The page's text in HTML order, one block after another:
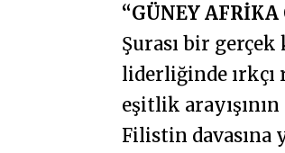
“GÜNEY AFRİKA
Şurası bir
liderliğinde ırkçı
eşitlik
Filistin davasına